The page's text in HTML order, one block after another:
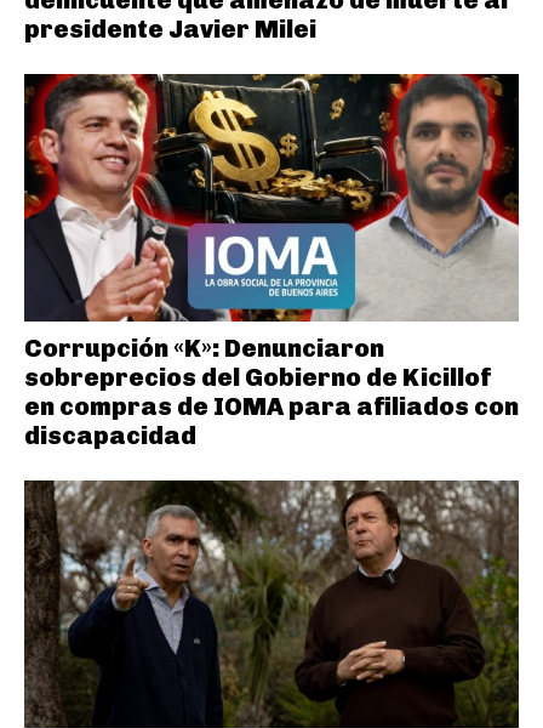
presidente Javier Milei
Corrupción «K»: Denunciaron
sobreprecios del Gobierno de Kicillof
en compras de IOMA para afiliados con
discapacidad